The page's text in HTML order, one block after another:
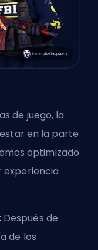
de juego, la
en la parte
optimizado
experiencia
Después de
de los